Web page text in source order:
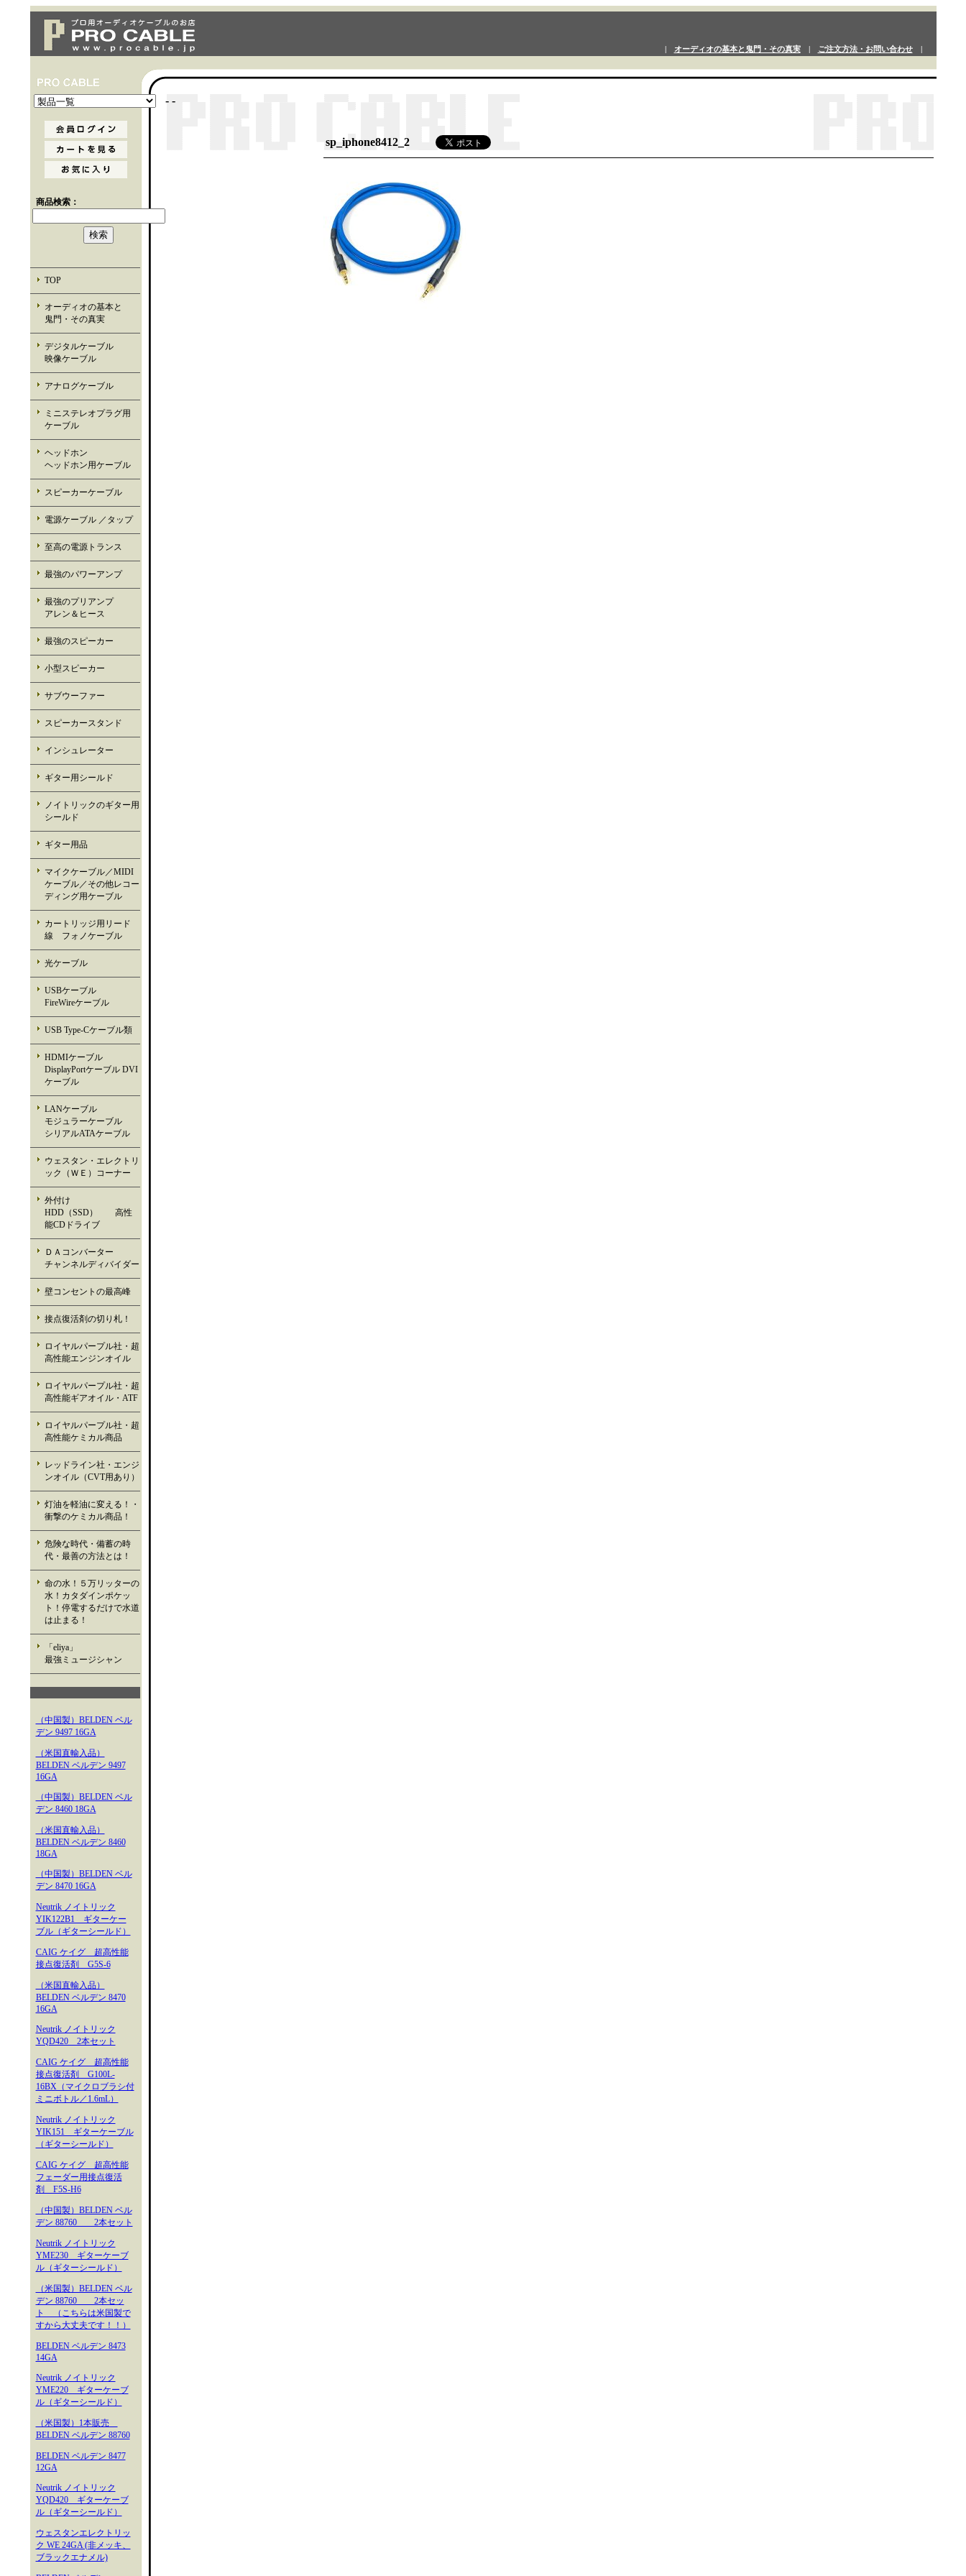
オーディオの基本と鬼門・その真実| ご注文方法・お問い合わせ|
商品検索：
TOP
オーディオの基本と
鬼門・その真実
デジタルケーブル
映像ケーブル
アナログケーブル
ミニステレオプラグ用
ケーブル
ヘッドホン
ヘッドホン用ケーブル
スピーカーケーブル
電源ケーブル ／タップ
至高の電源トランス
最強のパワーアンプ
最強のプリアンプ
アレン＆ヒース
最強のスピーカー
小型スピーカー
サブウーファー
スピーカースタンド
インシュレーター
ギター用シールド
ノイトリックのギター用
シールド
ギター用品
マイクケーブル／MIDI
ケーブル／その他レコー
ディング用ケーブル
カートリッジ用リード
線 フォノケーブル
光ケーブル
USBケーブル
FireWireケーブル
USB Type-Cケーブル類
HDMIケーブル
DisplayPortケーブル DVI
ケーブル
LANケーブル
モジュラーケーブル
シリアルATAケーブル
ウェスタン・エレクトリ
ック（ＷＥ）コーナー
外付け
HDD（SSD） 高性
能CDドライブ
ＤＡコンバーター
チャンネルディバイダー
壁コンセントの最高峰
接点復活剤の切り札！
ロイヤルパープル社・超
高性能エンジンオイル
ロイヤルパープル社・超
高性能ギアオイル・ATF
ロイヤルパープル社・超
高性能ケミカル商品
レッドライン社・エンジ
ンオイル（CVT用あり）
灯油を軽油に変える！・
衝撃のケミカル商品！
危険な時代・備蓄の時
代・最善の方法とは！
命の水！５万リッターの
水！カタダインポケッ
ト！停電するだけで水道
は止まる！
「eliya」
最強ミュージシャン
（中国製）BELDEN ベル
デン 9497 16GA
（米国直輸入品）
BELDEN ベルデン 9497
16GA
（中国製）BELDEN ベル
デン 8460 18GA
（米国直輸入品）
BELDEN ベルデン 8460
18GA
（中国製）BELDEN ベル
デン 8470 16GA
Neutrik ノイトリック
YIK122B1 ギターケー
ブル（ギターシールド）
CAIG ケイグ 超高性能
接点復活剤 G5S-6
（米国直輸入品）
BELDEN ベルデン 8470
16GA
Neutrik ノイトリック
YQD420 2本セット
CAIG ケイグ 超高性能
接点復活剤 G100L-
16BX（マイクロブラシ付
ミニボトル／1.6mL）
Neutrik ノイトリック
YIK151 ギターケーブル
（ギターシールド）
CAIG ケイグ 超高性能
フェーダー用接点復活
剤 F5S-H6
（中国製）BELDEN ベル
デン 88760 2本セット
Neutrik ノイトリック
YME230 ギターケーブ
ル（ギターシールド）
（米国製）BELDEN ベル
デン 88760 2本セッ
ト （こちらは米国製で
すから大丈夫です！！）
BELDEN ベルデン 8473
14GA
Neutrik ノイトリック
YME220 ギターケーブ
ル（ギターシールド）
（米国製）1本販売
BELDEN ベルデン 88760
BELDEN ベルデン 8477
12GA
Neutrik ノイトリック
YQD420 ギターケーブ
ル（ギターシールド）
ウェスタンエレクトリッ
ク WE 24GA (非メッキ、
ブラックエナメル)
- -
sp_iphone8412_2